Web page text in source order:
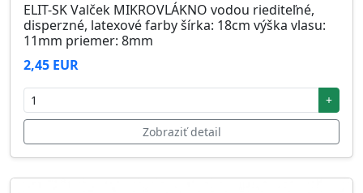
ELIT-SK Valček MIKROVLÁKNO vodou riediteľné,
disperzné, latexové farby šírka: 18cm výška vlasu:
11mm priemer: 8mm
2,45 EUR
+
Zobraziť detail